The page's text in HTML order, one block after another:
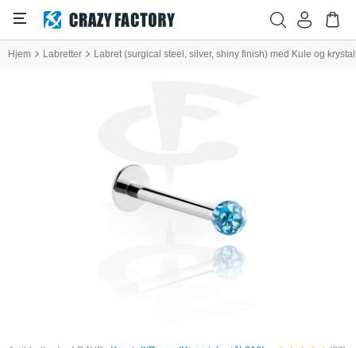
Hjem Labretter Labret (surgical steel, silver, shiny finish) med Kule og